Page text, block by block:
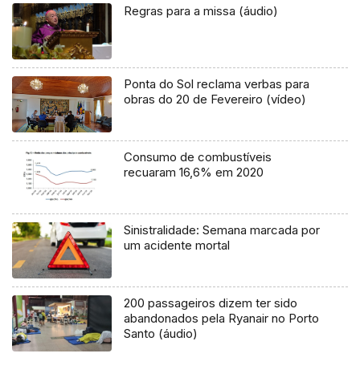
Regras para a missa (áudio)
Ponta do Sol reclama verbas para
obras do 20 de Fevereiro (vídeo)
Consumo de combustíveis
recuaram 16,6% em 2020
Sinistralidade: Semana marcada por
um acidente mortal
200 passageiros dizem ter sido
abandonados pela Ryanair no Porto
Santo (áudio)